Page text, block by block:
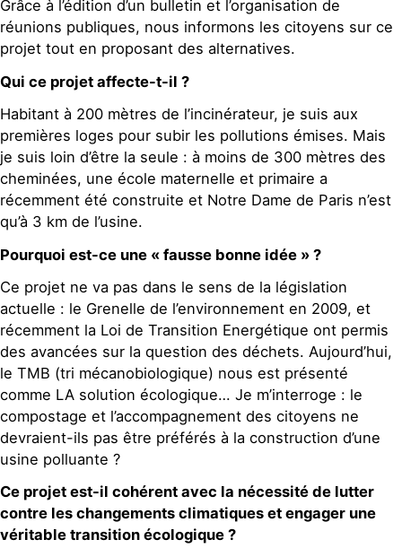
Grâce à l’édition d’un bulletin et l’organisation de
réunions publiques, nous informons les citoyens sur ce
projet tout en proposant des alternatives.
Qui ce projet affecte-t-il ?
Habitant à 200 mètres de l’incinérateur, je suis aux
premières loges pour subir les pollutions émises. Mais
je suis loin d’être la seule : à moins de 300 mètres des
cheminées, une école maternelle et primaire a
récemment été construite et Notre Dame de Paris n’est
qu’à 3 km de l’usine.
Pourquoi est-ce une « fausse bonne idée » ?
Ce projet ne va pas dans le sens de la législation
actuelle : le Grenelle de l’environnement en 2009, et
récemment la Loi de Transition Energétique ont permis
des avancées sur la question des déchets. Aujourd’hui,
le TMB (tri mécanobiologique) nous est présenté
comme LA solution écologique… Je m’interroge : le
compostage et l’accompagnement des citoyens ne
devraient-ils pas être préférés à la construction d’une
usine polluante ?
Ce projet est-il cohérent avec la nécessité de lutter
contre les changements climatiques et engager une
véritable transition écologique ?